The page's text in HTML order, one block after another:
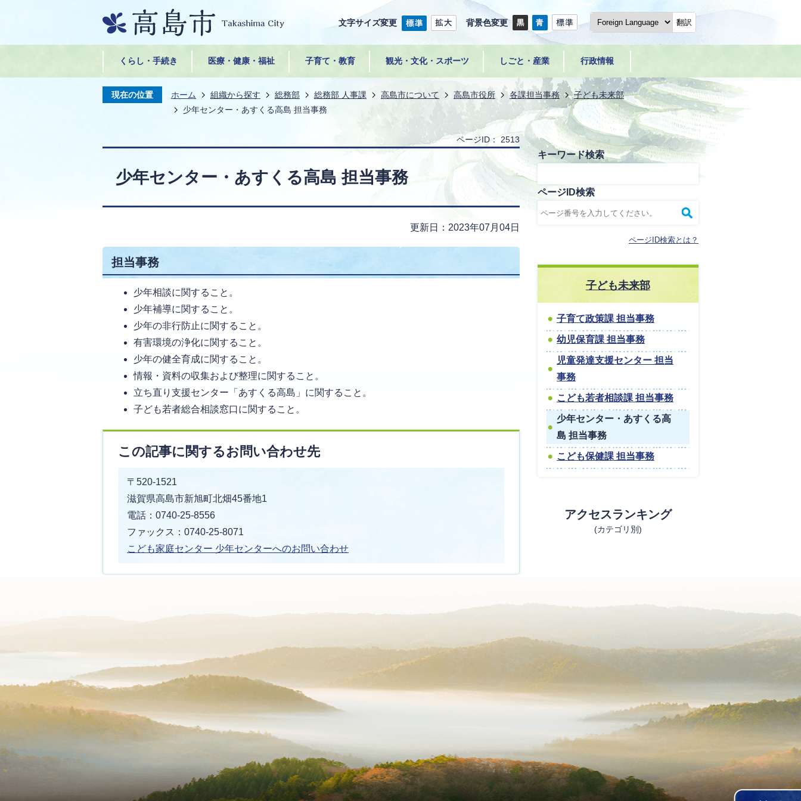
文字サイズ変更 背景色変更 翻訳
くらし・手続き 医療・健康・福祉 子育て・教育 観光・文化・スポーツ しごと・産業 行政情報
現在の位置 ホーム 組織から探す 総務部 総務部 人事課 高島市について 高島市役所 各課担当事務
子ども未来部
少年センター・あすくる高島 担当事務
ページID： 2513
少年センター・あすくる高島 担当事務
更新日：2023年07月04日
担当事務
少年相談に関すること。
少年補導に関すること。
少年の非行防止に関すること。
有害環境の浄化に関すること。
少年の健全育成に関すること。
情報・資料の収集および整理に関すること。
立ち直り支援センター「あすくる高島」に関すること。
子ども若者総合相談窓口に関すること。
この記事に関するお問い合わせ先
〒520-1521
滋賀県高島市新旭町北畑45番地1
電話：0740-25-8556
ファックス：0740-25-8071
こども家庭センター 少年センターへのお問い合わせ
キーワード検索
ページID検索
ページID検索とは？
子ども未来部
子育て政策課 担当事務
幼児保育課 担当事務
児童発達支援センター 担当
事務
こども若者相談課 担当事務
少年センター・あすくる高
島 担当事務
こども保健課 担当事務
アクセスランキング
(カテゴリ別)